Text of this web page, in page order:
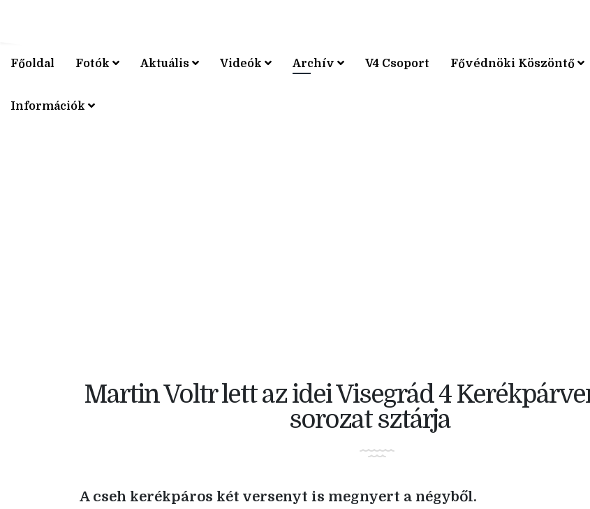
Főoldal Fotók Aktuális Videók Archív V4 Csoport Fővédnöki Köszöntő
Információk
Martin Voltr lett az idei Visegrád 4
sorozat sztárja
A cseh kerékpáros két versenyt is megnyert a négyből.